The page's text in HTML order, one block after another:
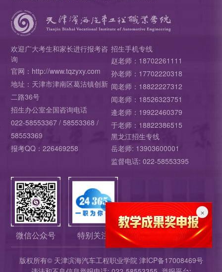
欢迎广大考生和家长进行报考咨
询
官网：http://www.tqzyxy.com
地址：天津市津南区葛沽镇创新
二路36号
招生办公室全国咨询电话
022-58553367 / 58553368 /
58553369
报考QQ：226469258
招生手机专线
赵老师：18702261111
孙老师：17702220318
闻老师：18822227312
闻老师：18526323751
逄老师：19922460379
于老师：18822386515
黑龙江招生专线
岳老师: 13903600001
监督电话: 022-58553395
微信公众号 特别关注
版权所有© 天津滨海汽车工程职业学院 津ICP备17008469号
×